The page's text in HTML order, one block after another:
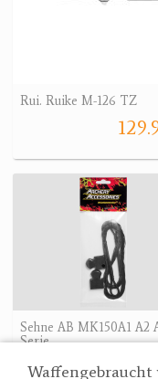
Waffengebraucht
Rui. Ruike M-126 TZ
Sehne AB MK150A1 A2
Serie